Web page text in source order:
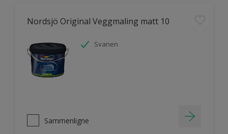
Nordsjö Original Veggmaling matt 10
Svanen
Sammenligne